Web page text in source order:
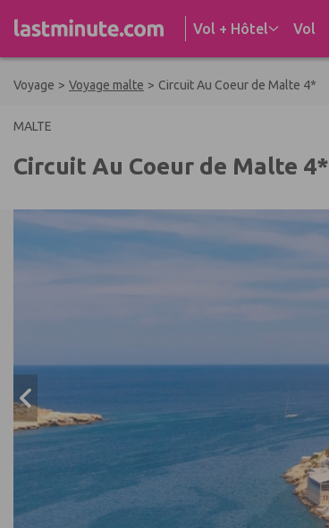
Vol + Hôtel Vol
Voyage > Voyage malte > Circuit Au Coeur de Malte 4*
MALTE
Circuit Au Coeur de Malte 4*